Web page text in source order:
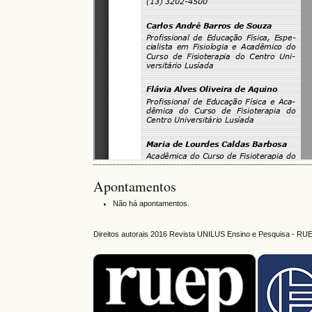
Apontamentos
Não há apontamentos.
Direitos autorais 2016 Revista UNILUS Ensino e Pesquisa -